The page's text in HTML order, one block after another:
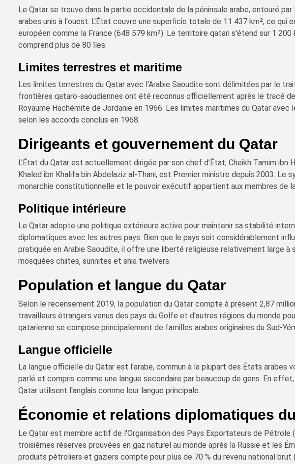
Le Qatar se trouve dans la partie occidentale de la péninsule arabe, entouré
arabes unis à l'ouest. L'État couvre une superficie totale de 11 437 km², ce qui
européen comme la France (648 579 km²). Le territoire qatari s'étend sur 1
comprend plus de 80 îles.
Limites terrestres et maritime
Les limites terrestres du Qatar avec l'Arabie Saoudite sont délimitées par le
frontières qataro-saoudiennes ont été reconnus officiellement après le tracé
Royaume Hachémite de Jordanie en 1966. Les limites maritimes du Qatar avec
selon les accords conclus en 1968.
Dirigeants et gouvernement du Qatar
L’État du Qatar est actuellement dirigée par son chef d’État, Cheikh Tamim ibn
Khaled ibn Khalifa bin Abdelaziz al-Thani, est Premier ministre depuis 2003. Le
monarchie constitutionnelle et le pouvoir exécutif appartient aux membres de
Politique intérieure
Le Qatar adopte une politique extérieure active pour maintenir sa stabilité
diplomatiques avec les autres pays. Bien que le pays soit considérablement
pratiquée en Arabie Saoudite, il offre une liberté religieuse relativement large à
mosquées chiites, sunnites et shia twelvers.
Population et langue du Qatar
Selon le recensement 2019, la population du Qatar compte à présent 2,87
travailleurs étrangers venus des pays du Golfe et d'autres régions du monde
qatarienne se compose principalement de familles arabes originaires du Sud-
Langue officielle
La langue officielle du Qatar est l'arabe, commun à la plupart des États arabes
parlé et compris comme une langue secondaire par beaucoup de gens. En
Qatar utilisent l'anglais comme leur langue principale.
Économie et relations diplomatiques
Le Qatar est membre actif de l'Organisation des Pays Exportateurs de Pétrole
troisièmes réserves prouvées en gaz naturel au monde après la Russie et les
produits pétroliers et gaziers compte pour plus de 70 % du revenu national